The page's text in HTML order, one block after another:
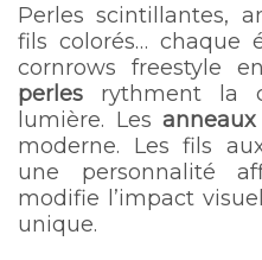
Perles scintillantes,
fils colorés… chaque
cornrows freestyle
perles rythment la
lumière. Lesanneaux
moderne. Les fils
une personnalité
modifie l’impact
unique.